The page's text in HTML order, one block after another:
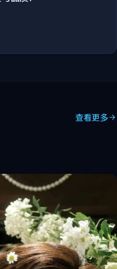
查看更多